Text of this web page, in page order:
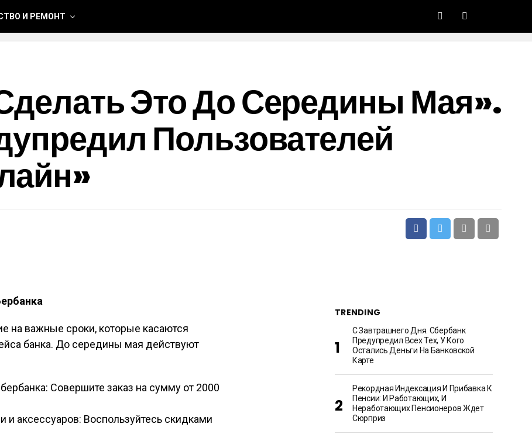
И РЕМОНТ
Это До Середины Мая».
Пользователей
на важные сроки, которые касаются
банка. До середины мая действуют
Совершите заказ на сумму от 2000
аксессуаров: Воспользуйтесь скидками
TRENDING
С Завтрашнего Дня. Сбербанк
Предупредил Всех Тех, У Кого
Остались Деньги На Банковской
Карте
Рекордная Индексация И Прибавка К
Пенсии: И Работающих, И
Неработающих Пенсионеров Ждет
Сюрприз